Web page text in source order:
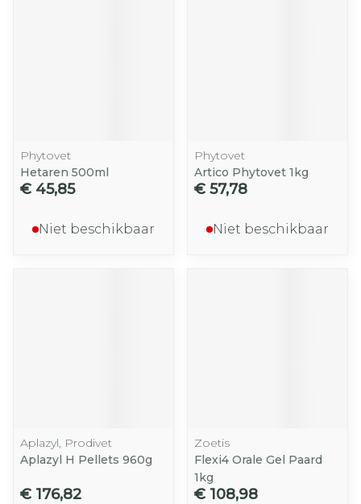
Phytovet
Hetaren 500ml
€ 45,85
Niet beschikbaar
Phytovet
Artico Phytovet 1kg
€ 57,78
Niet beschikbaar
Aplazyl, Prodivet
Aplazyl H Pellets 960g
€ 176,82
Zoetis
Flexi4 Orale Gel Paard
1kg
€ 108,98